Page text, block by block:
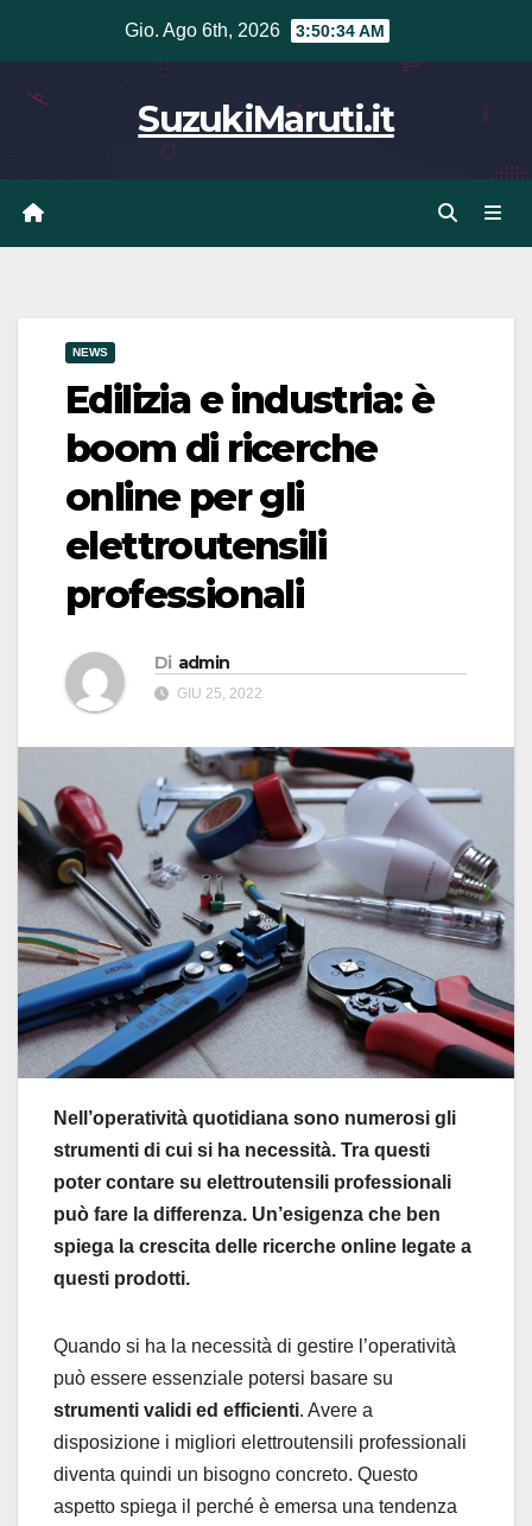
contenuto
Gio. Ago 6th, 2026 3:50:34 AM
SuzukiMaruti.it
NEWS
Edilizia e industria: è
boom di ricerche
online per gli
elettroutensili
professionali
Di admin
GIU 25, 2022
Nell’operatività quotidiana sono numerosi gli
strumenti di cui si ha necessità. Tra questi
poter contare su elettroutensili professionali
può fare la differenza. Un’esigenza che ben
spiega la crescita delle ricerche online legate a
questi prodotti.
Quando si ha la necessità di gestire l’operatività
può essere essenziale potersi basare su
strumenti validi ed efficienti. Avere a
disposizione i migliori elettroutensili professionali
diventa quindi un bisogno concreto. Questo
aspetto spiega il perché è emersa una tendenza